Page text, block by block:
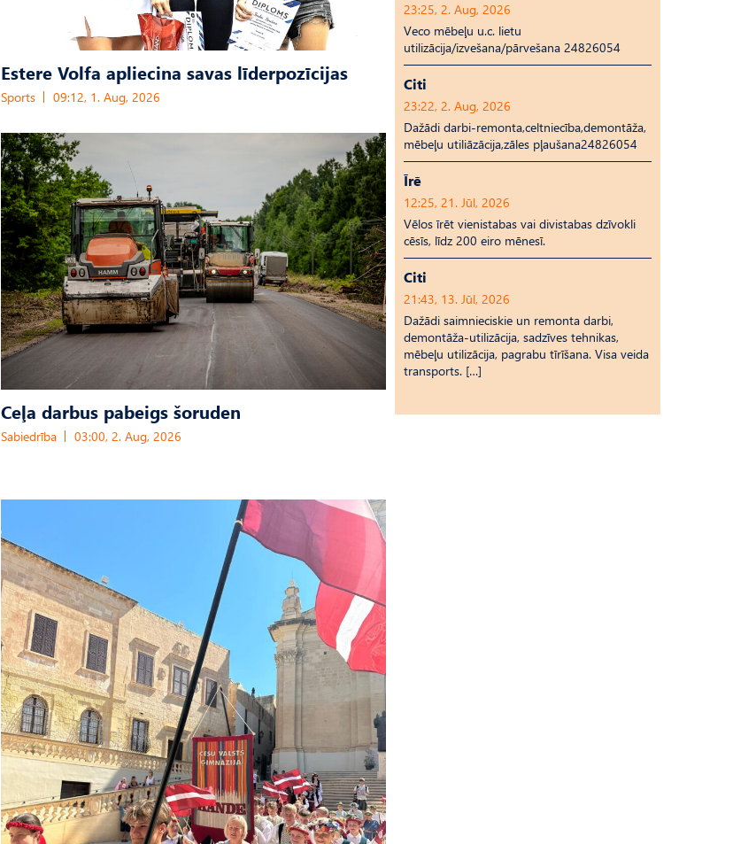
Estere Volfa apliecina savas līderpozīcijas
Sports 09:12, 1. Aug, 2026
Ceļa darbus pabeigs šoruden
Sabiedrība 03:00, 2. Aug, 2026
23:25, 2. Aug, 2026
Veco mēbeļu u.c. lietu
utilizācija/izvešana/pārvešana 24826054
Citi
23:22, 2. Aug, 2026
Dažādi darbi-remonta,celtniecība,demontāža,
mēbeļu utiliāzācija,zāles pļaušana24826054
Īrē
12:25, 21. Jūl, 2026
Vēlos īrēt vienistabas vai divistabas dzīvokli
cēsīs, līdz 200 eiro mēnesī.
Citi
21:43, 13. Jūl, 2026
Dažādi saimnieciskie un remonta darbi,
demontāža-utilizācija, sadzīves tehnikas,
mēbeļu utilizācija, pagrabu tīrīšana. Visa veida
transports. […]